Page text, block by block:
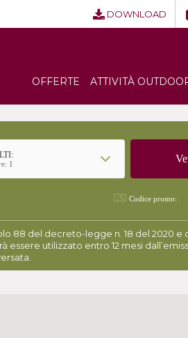
DOWNLOAD
ATTIVITÀ
OFFERTE
1
Codice promo:
88 del decreto-legge n. 18 del 2020 e
utilizzato entro 12 mesi